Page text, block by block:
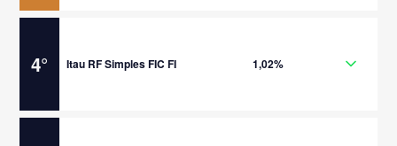
4° Itau RF Simples FIC FI 1,02%